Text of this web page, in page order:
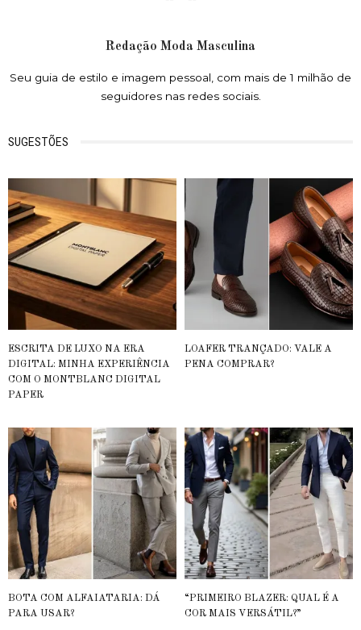
Redação Moda Masculina
Seu guia de estilo e imagem pessoal, com mais de 1 milhão de
seguidores nas redes sociais.
SUGESTÕES
ESCRITA DE LUXO NA ERA
DIGITAL: MINHA EXPERIÊNCIA
COM O MONTBLANC DIGITAL
PAPER
LOAFER TRANÇADO: VALE A
PENA COMPRAR?
BOTA COM ALFAIATARIA: DÁ
PARA USAR?
“PRIMEIRO BLAZER: QUAL É A
COR MAIS VERSÁTIL?”